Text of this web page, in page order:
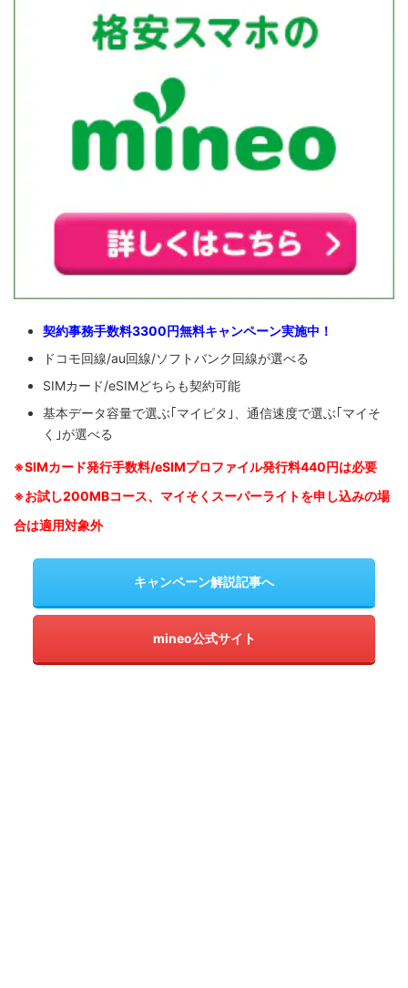
契約事務手数料3300円無料キャンペーン実施中！
ドコモ回線/au回線/ソフトバンク回線が選べる
SIMカード/eSIMどちらも契約可能
基本データ容量で選ぶ｢マイピタ｣、通信速度で選ぶ｢マイそ
く｣が選べる
※SIMカード発行手数料/eSIMプロファイル発行料440円は必要
※お試し200MBコース、マイそくスーパーライトを申し込みの場
合は適用対象外
キャンペーン解説記事へ
mineo公式サイト